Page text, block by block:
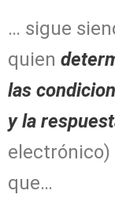
… sigue
quien
las
y la
electrónico)
que…